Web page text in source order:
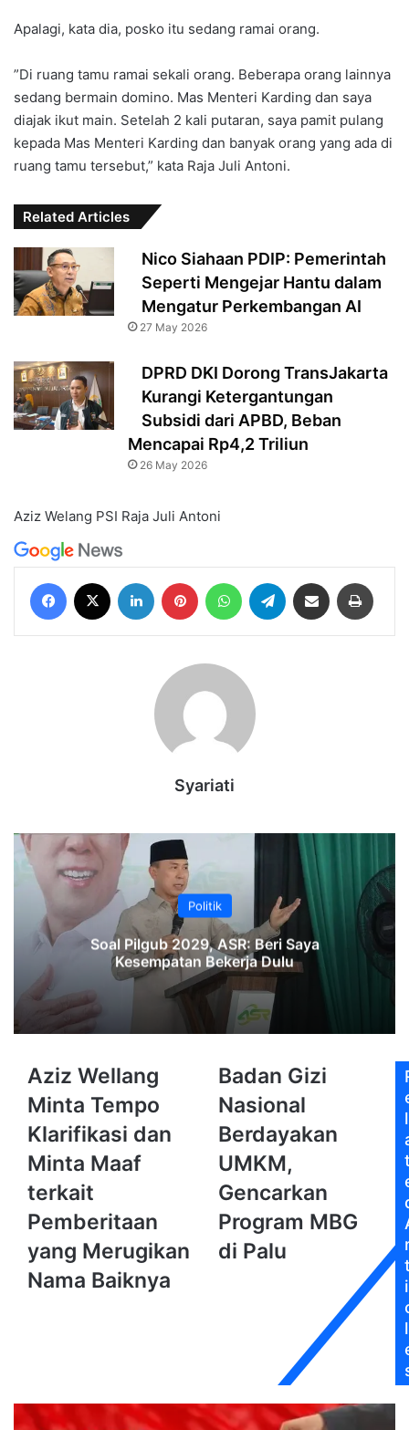
‎Apalagi, kata dia, posko itu sedang ramai orang.
‎”Di ruang tamu ramai sekali orang. Beberapa orang lainnya
sedang bermain domino. Mas Menteri Karding dan saya
diajak ikut main. Setelah 2 kali putaran, saya pamit pulang
kepada Mas Menteri Karding dan banyak orang yang ada di
ruang tamu tersebut,” kata Raja Juli Antoni.
Related Articles
Nico Siahaan PDIP: Pemerintah
Seperti Mengejar Hantu dalam
Mengatur Perkembangan AI
27 May 2026
DPRD DKI Dorong TransJakarta
Kurangi Ketergantungan
Subsidi dari APBD, Beban
Mencapai Rp4,2 Triliun
26 May 2026
Aziz Welang PSI Raja Juli Antoni
Facebook LinkedIn Pinterest WhatsAppTelegram Share via Email
Syariati
Politik
‎Soal Pilgub 2029, ASR: Beri Saya
Kesempatan Bekerja Dulu
Aziz
Minta
Tempo
Klarifikasi
dan
Minta
Maaf
terkait
Pemberitaan
yang
Merugikan
Aziz Wellang
Minta Tempo
Klarifikasi dan
Minta Maaf
terkait
Pemberitaan
yang Merugikan
Nama Baiknya
Badan
Gizi
Nasional
Berdayakan
UMKM,
Gencarkan
Program
MBG
di
Palu
Badan Gizi
Nasional
Berdayakan
UMKM,
Gencarkan
Program MBG
di Palu
l
i
l